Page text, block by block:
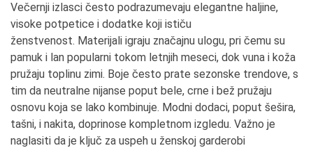
Večernji izlasci često podrazumevaju elegantne haljine,
visoke potpetice i dodatke koji ističu
ženstvenost. Materijali igraju značajnu ulogu, pri čemu su
pamuk i lan popularni tokom letnjih meseci, dok vuna i koža
pružaju toplinu zimi. Boje često prate sezonske trendove, s
tim da neutralne nijanse poput bele, crne i bež pružaju
osnovu koja se lako kombinuje. Modni dodaci, poput šešira,
tašni, i nakita, doprinose kompletnom izgledu. Važno je
naglasiti da je ključ za uspeh u ženskoj garderobi